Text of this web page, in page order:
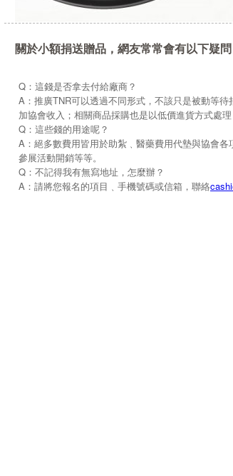
關於小額捐送贈品，網友常常會有以下疑問
Q：這錢是否拿去付給廠商？
A：推廣TNR可以透過不同形式，不該只是被動等
加協會收入；相關商品採購也是以低價進貨方式處
Q：這些錢的用途呢？
A：絕多數費用皆用於助紮﹑醫藥費用代墊與協會各
參展活動開銷等等。
Q：不記得我有無寫地址，怎麼辦？
A：請將您報名的項目﹑手機號碼或信箱，聯絡